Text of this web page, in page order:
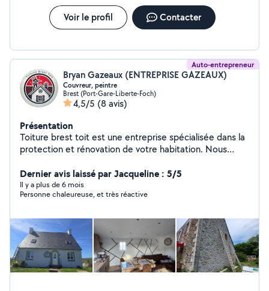
Voir le profil Contacter
Auto-entrepreneur
Bryan Gazeaux (ENTREPRISE GAZEAUX)
Couvreur, peintre
Brest (Port-Gare-Liberte-Foch)
4,5/5 (8 avis)
Présentation
Toiture brest toit est une entreprise spécialisée dans la
protection et rénovation de votre habitation. Nous
également vos façade. Nous réalisation aussi les travaux
d'intérieur nous réalisation les peintures d'intérieur sur
mesure à moindre coût. Intervention rapidement et
Dernier avis laissé par Jacqueline : 5/5
Il y a plus de 6 mois
Personne chaleureuse, et très réactive